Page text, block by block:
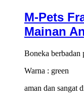
M-Pets
Mainan
Boneka berbadan
Warna : green
aman dan sangat